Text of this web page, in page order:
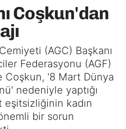
Coşkun'dan
(AGC) Başkanı
Federasyonu (AGF)
Coşkun, '8 Mart Dünya
nedeniyle yaptığı
eşitsizliğinin kadın
bir sorun